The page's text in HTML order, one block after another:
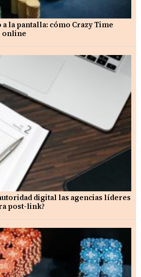
la pantalla: cómo Crazy Time
online
digital las agencias líderes
post-link?